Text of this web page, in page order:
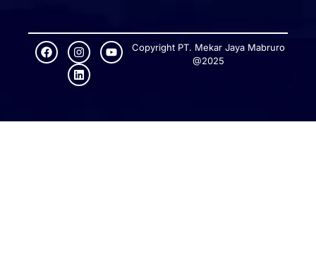
Copyright PT. Mekar Jaya Mabruro
@2025